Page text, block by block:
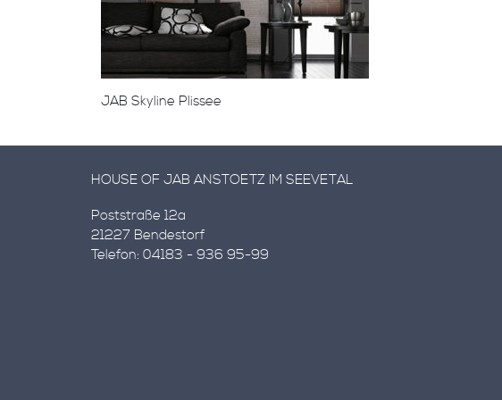
JAB Skyline Plissee
HOUSE OF JAB ANSTOETZ IM SEEVETAL
Poststraße 12a
21227 Bendestorf
Telefon: 04183 - 936 95-99